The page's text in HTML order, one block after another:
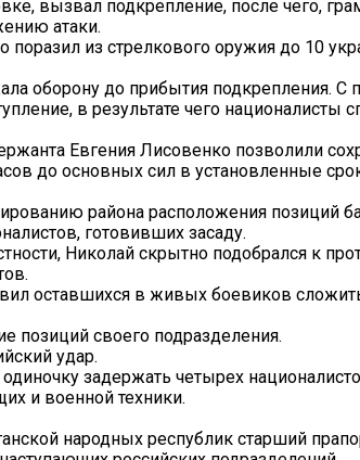
вызвал подкрепление, после чего,
атаки.
из стрелкового оружия до 10
оборону до прибытия подкрепления. С
в результате чего националисты
Евгения Лисовенко позволили
до основных сил в установленные
района расположения позиций
готовивших засаду.
Николай скрытно подобрался к
оставшихся в живых боевиков
позиций своего подразделения.
удар.
задержать четырех
и военной техники.
народных республик старший